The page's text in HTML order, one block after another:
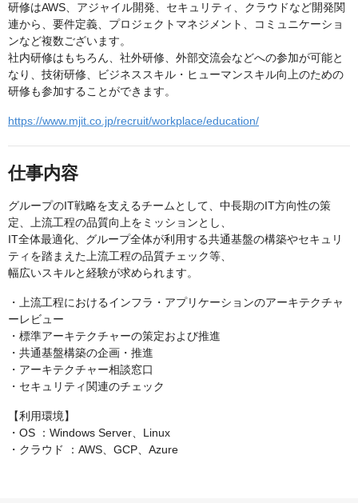
研修はAWS、アジャイル開発、セキュリティ、クラウドなど開発関
連から、要件定義、プロジェクトマネジメント、コミュニケーショ
ンなど複数ございます。
社内研修はもちろん、社外研修、外部交流会などへの参加が可能と
なり、技術研修、ビジネススキル・ヒューマンスキル向上のための
研修も参加することができます。
https://www.mjit.co.jp/recruit/workplace/education/
仕事内容
グループのIT戦略を支えるチームとして、中長期のIT方向性の策
定、上流工程の品質向上をミッションとし、
IT全体最適化、グループ全体が利用する共通基盤の構築やセキュリ
ティを踏まえた上流工程の品質チェック等、
幅広いスキルと経験が求められます。
・上流工程におけるインフラ・アプリケーションのアーキテクチャ
ーレビュー
・標準アーキテクチャーの策定および推進
・共通基盤構築の企画・推進
・アーキテクチャー相談窓口
・セキュリティ関連のチェック
【利用環境】
・OS ：Windows Server、Linux
・クラウド ：AWS、GCP、Azure